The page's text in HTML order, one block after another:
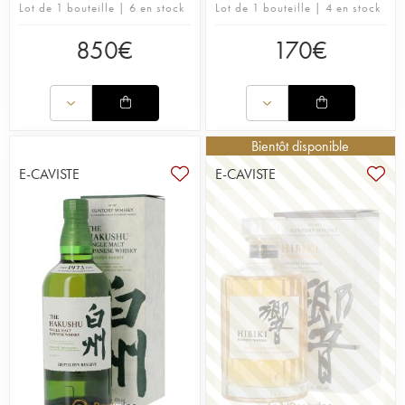
Lot de 1 bouteille | 6 en stock
850€
Lot de 1 bouteille | 4 en stock
170€
E-CAVISTE
Bientôt disponible
E-CAVISTE